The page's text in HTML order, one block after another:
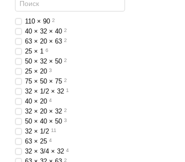
110 × 90 2
40 × 32 × 40 2
63 × 20 × 63 2
25 × 1 6
50 × 32 × 50 2
25 × 20 3
75 × 50 × 75 2
32 × 1/2 × 32 1
40 × 20 4
32 × 20 × 32 2
50 × 40 × 50 3
32 × 1/2 11
63 × 25 4
32 × 3/4 × 32 4
2